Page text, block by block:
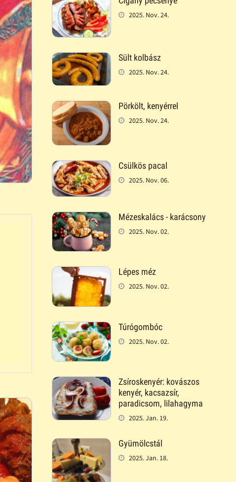
2025. Nov. 24.
Sült kolbász
2025. Nov. 24.
Pörkölt, kenyérrel
2025. Nov. 24.
Csülkös pacal
2025. Nov. 06.
Mézeskalács - karácsony
2025. Nov. 02.
Lépes méz
2025. Nov. 02.
Túrógombóc
2025. Nov. 02.
Zsíroskenyér: kovászos
kenyér, kacsazsír,
paradicsom, lilahagyma
2025. Jan. 19.
Gyümölcstál
2025. Jan. 18.